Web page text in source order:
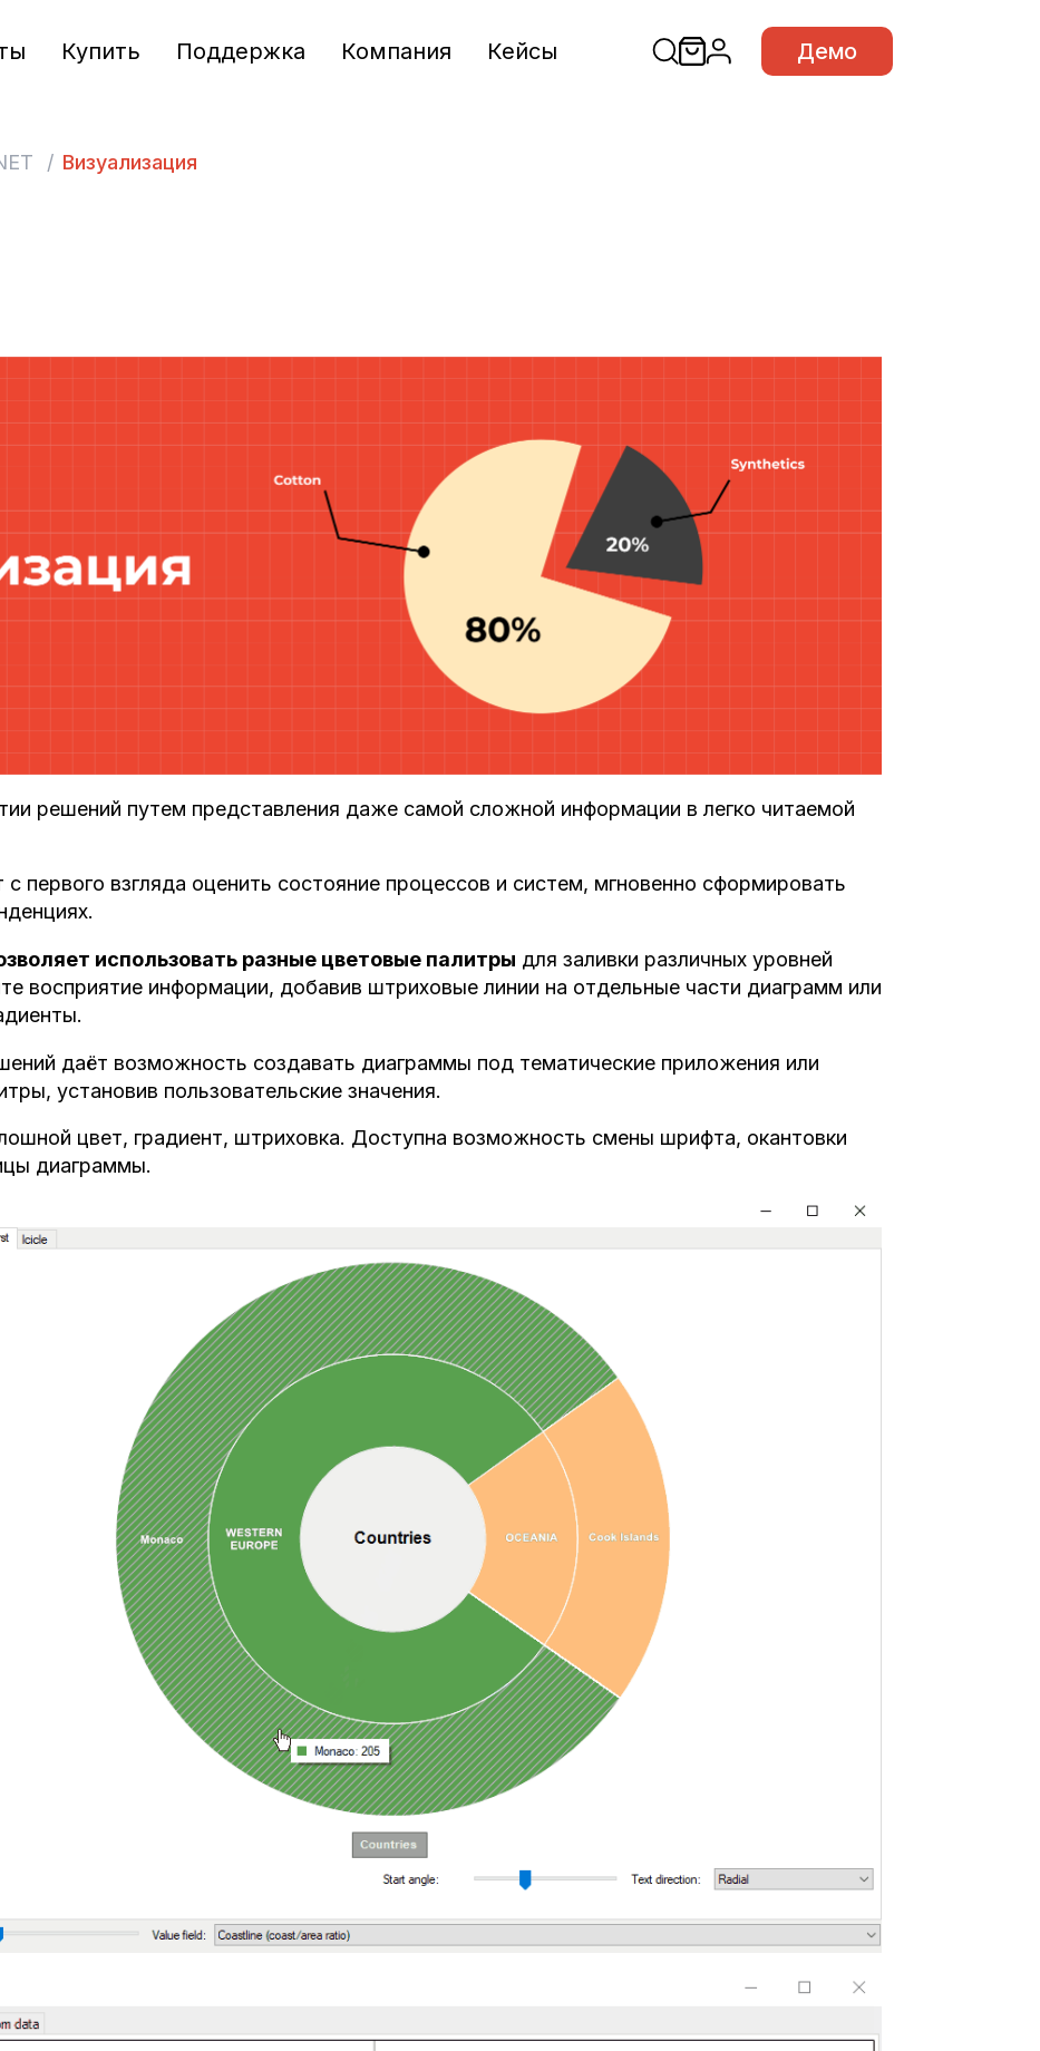
Купить Поддержка Компания Кейсы Демо
/ Визуализация
решений путем представления даже самой сложной информации в легко читаемой
первого взгляда оценить состояние процессов и систем, мгновенно сформировать
использовать разные цветовые палитры для заливки различных уровней
восприятие информации, добавив штриховые линии на отдельные части диаграмм или
даёт возможность создавать диаграммы под тематические приложения или
установив пользовательские значения.
цвет, градиент, штриховка. Доступна возможность смены шрифта, окантовки
диаграммы.